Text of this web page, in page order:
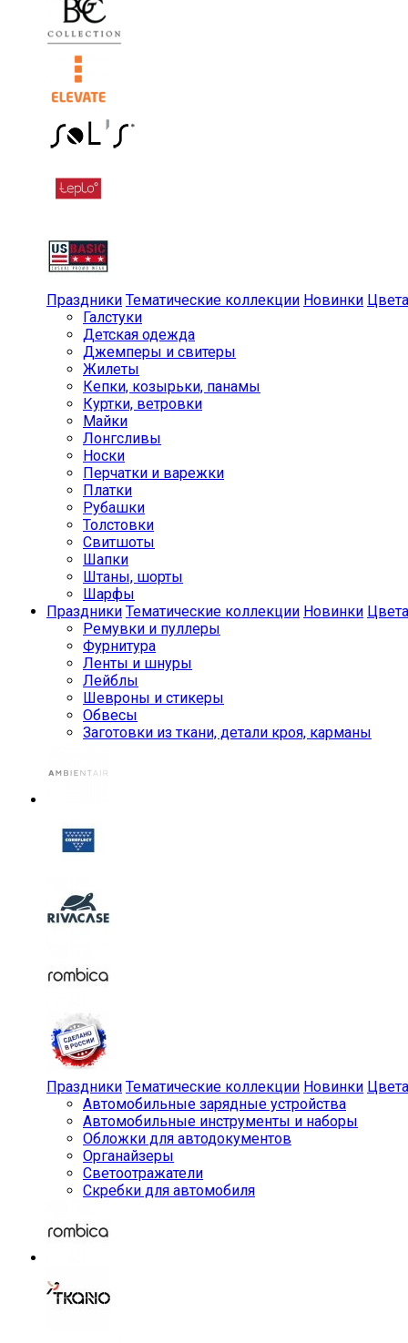
Праздники Тематические коллекции Новинки Цвета
Галстуки
Детская одежда
Джемперы и свитеры
Жилеты
Кепки, козырьки, панамы
Куртки, ветровки
Майки
Лонгсливы
Носки
Перчатки и варежки
Платки
Рубашки
Толстовки
Свитшоты
Шапки
Штаны, шорты
Шарфы
Праздники Тематические коллекции Новинки Цвета
Ремувки и пуллеры
Фурнитура
Ленты и шнуры
Лейблы
Шевроны и стикеры
Обвесы
Заготовки из ткани, детали кроя, карманы
Праздники Тематические коллекции Новинки Цвета
Автомобильные зарядные устройства
Автомобильные инструменты и наборы
Обложки для автодокументов
Органайзеры
Светоотражатели
Скребки для автомобиля